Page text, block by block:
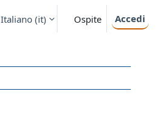
Italiano ‎(it)‎ Ospite Accedi